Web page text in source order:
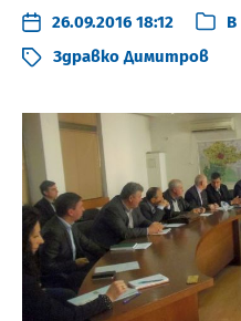
26.09.2016 18:12 В
Здравко Димитров